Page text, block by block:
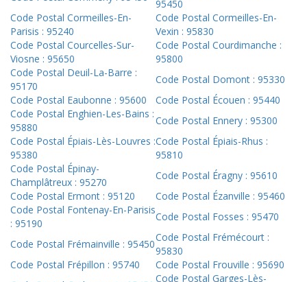
95450
Code Postal Cormeilles-En-
Parisis : 95240
Code Postal Cormeilles-En-
Vexin : 95830
Code Postal Courcelles-Sur-
Viosne : 95650
Code Postal Courdimanche :
95800
Code Postal Deuil-La-Barre :
95170
Code Postal Domont : 95330
Code Postal Eaubonne : 95600
Code Postal Écouen : 95440
Code Postal Enghien-Les-Bains :
95880
Code Postal Ennery : 95300
Code Postal Épiais-Lès-Louvres :
95380
Code Postal Épiais-Rhus :
95810
Code Postal Épinay-
Champlâtreux : 95270
Code Postal Éragny : 95610
Code Postal Ermont : 95120
Code Postal Ézanville : 95460
Code Postal Fontenay-En-Parisis
: 95190
Code Postal Fosses : 95470
Code Postal Frémainville : 95450
Code Postal Frémécourt :
95830
Code Postal Frépillon : 95740
Code Postal Frouville : 95690
Code Postal Garges-Lès-